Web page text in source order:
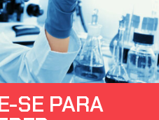
SE PARA